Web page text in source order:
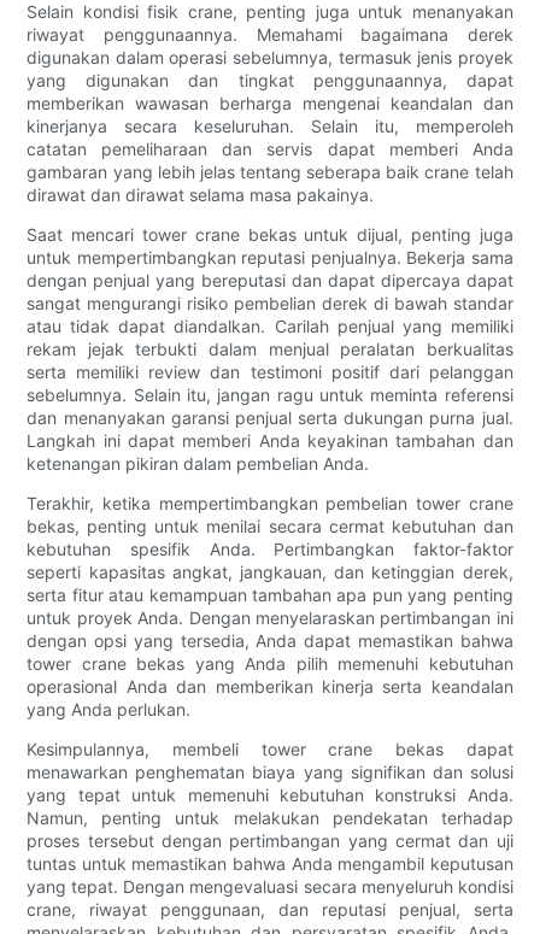
Selain kondisi fisik crane, penting juga untuk menanyakan
riwayat penggunaannya. Memahami bagaimana derek
digunakan dalam operasi sebelumnya, termasuk jenis proyek
yang digunakan dan tingkat penggunaannya, dapat
memberikan wawasan berharga mengenai keandalan dan
kinerjanya secara keseluruhan. Selain itu, memperoleh
catatan pemeliharaan dan servis dapat memberi Anda
gambaran yang lebih jelas tentang seberapa baik crane telah
dirawat dan dirawat selama masa pakainya.
Saat mencari tower crane bekas untuk dijual, penting juga
untuk mempertimbangkan reputasi penjualnya. Bekerja sama
dengan penjual yang bereputasi dan dapat dipercaya dapat
sangat mengurangi risiko pembelian derek di bawah standar
atau tidak dapat diandalkan. Carilah penjual yang memiliki
rekam jejak terbukti dalam menjual peralatan berkualitas
serta memiliki review dan testimoni positif dari pelanggan
sebelumnya. Selain itu, jangan ragu untuk meminta referensi
dan menanyakan garansi penjual serta dukungan purna jual.
Langkah ini dapat memberi Anda keyakinan tambahan dan
ketenangan pikiran dalam pembelian Anda.
Terakhir, ketika mempertimbangkan pembelian tower crane
bekas, penting untuk menilai secara cermat kebutuhan dan
kebutuhan spesifik Anda. Pertimbangkan faktor-faktor
seperti kapasitas angkat, jangkauan, dan ketinggian derek,
serta fitur atau kemampuan tambahan apa pun yang penting
untuk proyek Anda. Dengan menyelaraskan pertimbangan ini
dengan opsi yang tersedia, Anda dapat memastikan bahwa
tower crane bekas yang Anda pilih memenuhi kebutuhan
operasional Anda dan memberikan kinerja serta keandalan
yang Anda perlukan.
Kesimpulannya, membeli tower crane bekas dapat
menawarkan penghematan biaya yang signifikan dan solusi
yang tepat untuk memenuhi kebutuhan konstruksi Anda.
Namun, penting untuk melakukan pendekatan terhadap
proses tersebut dengan pertimbangan yang cermat dan uji
tuntas untuk memastikan bahwa Anda mengambil keputusan
yang tepat. Dengan mengevaluasi secara menyeluruh kondisi
crane, riwayat penggunaan, dan reputasi penjual, serta